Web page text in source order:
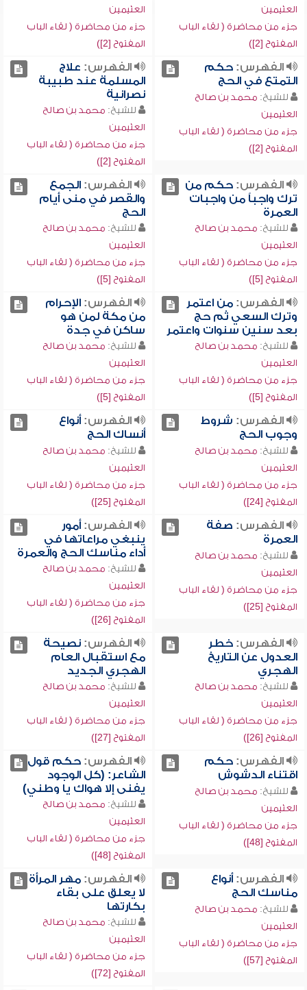
العثيمين
جزء من محاضرة ( لقاء الباب
المفتوح [2])
العثيمين
جزء من محاضرة ( لقاء الباب
المفتوح [2])
الفهرس:حكم
التمتع في الحج
للشيخ: محمد بن صالح
العثيمين
جزء من محاضرة ( لقاء الباب
المفتوح [2])
الفهرس: علاج
المسلمة عند طبيبة
نصرانية
للشيخ: محمد بن صالح
العثيمين
جزء من محاضرة ( لقاء الباب
المفتوح [2])
الفهرس:حكم من
ترك واجباً من واجبات
العمرة
للشيخ: محمد بن صالح
العثيمين
جزء من محاضرة ( لقاء الباب
المفتوح [5])
الفهرس:الجمع
والقصر في منى أيام
الحج
للشيخ: محمد بن صالح
العثيمين
جزء من محاضرة ( لقاء الباب
المفتوح [5])
الفهرس:من اعتمر
وترك السعي ثم حج
بعد سنين سنوات واعتمر
للشيخ: محمد بن صالح
العثيمين
جزء من محاضرة ( لقاء الباب
المفتوح [5])
الفهرس:الإحرام
من مكة لمن هو
ساكن في جدة
للشيخ: محمد بن صالح
العثيمين
جزء من محاضرة ( لقاء الباب
المفتوح [5])
الفهرس: شروط
وجوب الحج
للشيخ: محمد بن صالح
العثيمين
جزء من محاضرة ( لقاء الباب
المفتوح [24])
الفهرس:أنواع
أنساك الحج
للشيخ: محمد بن صالح
العثيمين
جزء من محاضرة ( لقاء الباب
المفتوح [25])
الفهرس: صفة
العمرة
للشيخ: محمد بن صالح
العثيمين
جزء من محاضرة ( لقاء الباب
المفتوح [25])
الفهرس:أمور
ينبغي مراعاتها في
أداء مناسك الحج والعمرة
للشيخ: محمد بن صالح
العثيمين
جزء من محاضرة ( لقاء الباب
المفتوح [26])
الفهرس:خطر
العدول عن التاريخ
الهجري
للشيخ: محمد بن صالح
العثيمين
جزء من محاضرة ( لقاء الباب
المفتوح [26])
الفهرس:نصيحة
مع استقبال العام
الهجري الجديد
للشيخ: محمد بن صالح
العثيمين
جزء من محاضرة ( لقاء الباب
المفتوح [27])
الفهرس:حكم
اقتناء الدشوش
للشيخ: محمد بن صالح
العثيمين
جزء من محاضرة ( لقاء الباب
المفتوح [48])
الفهرس:حكم قول
الشاعر: (كل الوجود
يفنى إلا هواك يا وطني)
للشيخ: محمد بن صالح
العثيمين
جزء من محاضرة ( لقاء الباب
المفتوح [48])
الفهرس:أنواع
مناسك الحج
للشيخ: محمد بن صالح
العثيمين
جزء من محاضرة ( لقاء الباب
المفتوح [57])
الفهرس:مهر المرأة
لا يعلق على بقاء
بكارتها
للشيخ: محمد بن صالح
العثيمين
جزء من محاضرة ( لقاء الباب
المفتوح [72])